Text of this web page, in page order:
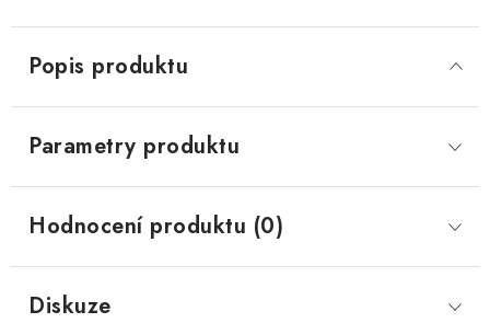
Popis produktu
Parametry produktu
Hodnocení produktu (0)
Diskuze